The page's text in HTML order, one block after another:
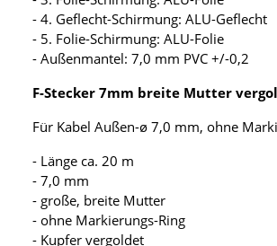
- 4. Geflecht-Schirmung: ALU-Geflecht
- 5. Folie-Schirmung: ALU-Folie
- Außenmantel: 7,0 mm PVC +/-0,2
F-Stecker 7mm breite Mutter
Für Kabel Außen-ø 7,0 mm, ohne
- Länge ca. 20 m
- 7,0 mm
- große, breite Mutter
- ohne Markierungs-Ring
- Kupfer vergoldet